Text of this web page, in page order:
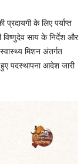
के लिए पर्याप्त
साय के निर्देश और
स्वास्थ्य मिशन अंतर्गत
हुए पदस्थापना आदेश जारी